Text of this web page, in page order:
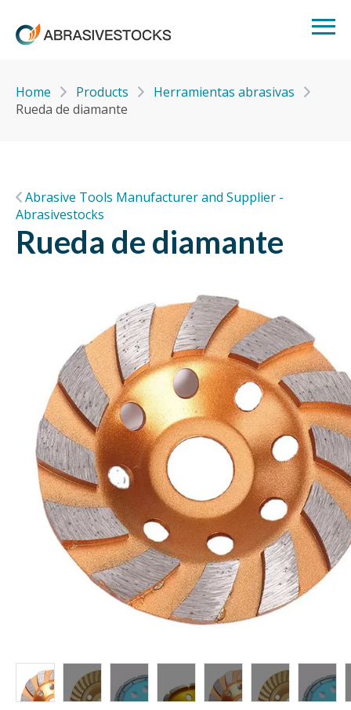
Home Products
Herramientas abrasivas
Rueda de diamante
Abrasive Tools Manufacturer and Supplier -
Abrasivestocks
Rueda de diamante